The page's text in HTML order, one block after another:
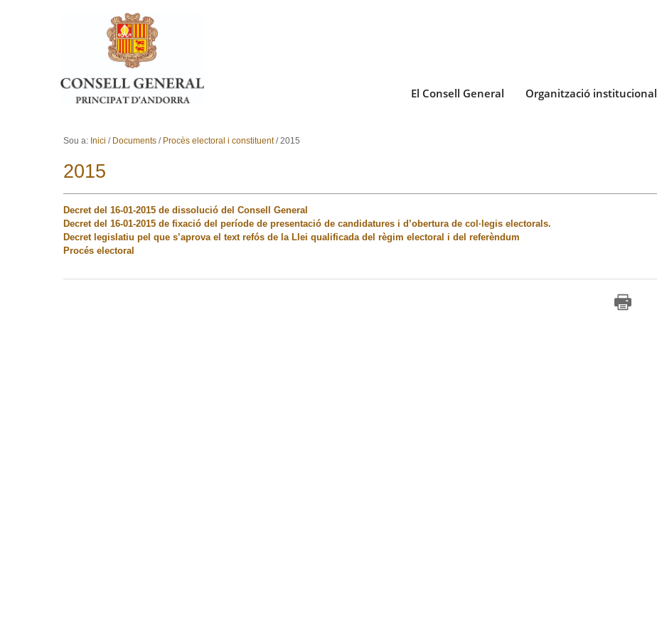
Ves al contingut.
Salta a la navegació
El Consell General Organització institucional
Sou a: Inici / Documents / Procès electoral i constituent /2015
2015
Decret del 16-01-2015 de dissolució del Consell General
Decret del 16-01-2015 de fixació del període de presentació de candidatures i d’obertura de col·legis electorals.
Decret legislatiu pel que s’aprova el text refós de la Llei qualificada del règim electoral i del referèndum
Procés electoral